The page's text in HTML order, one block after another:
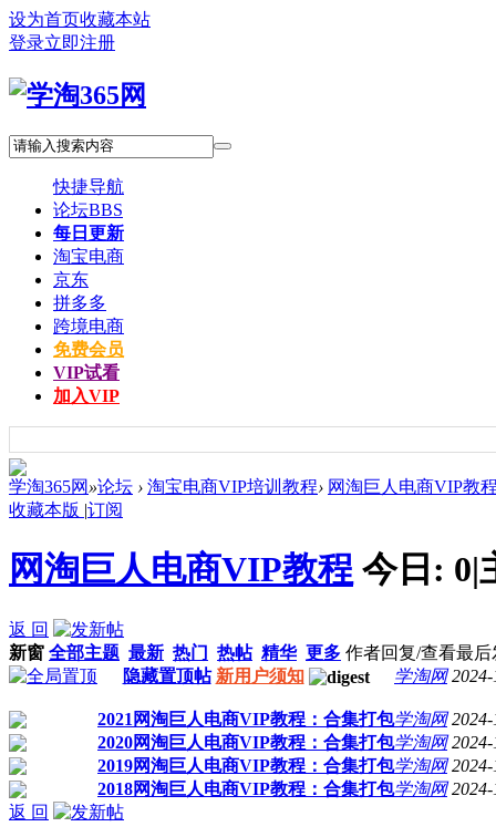
设为首页收藏本站
登录立即注册
快捷导航
论坛BBS
每日更新
淘宝电商
京东
拼多多
跨境电商
免费会员
VIP试看
加入VIP
学淘365网 »论坛 › 淘宝电商VIP培训教程› 网淘巨人电商VIP教
收藏本版 |订阅
网淘巨人电商VIP教程 今日: 0|
返 回
新窗 全部主题 最新 热门 热帖 精华 更多 作者回复/查看最后
隐藏置顶帖 新用户须知 学淘网
2021网淘巨人电商VIP教程：合集打包学淘网
2020网淘巨人电商VIP教程：合集打包学淘网
2019网淘巨人电商VIP教程：合集打包学淘网
2018网淘巨人电商VIP教程：合集打包学淘网
返 回